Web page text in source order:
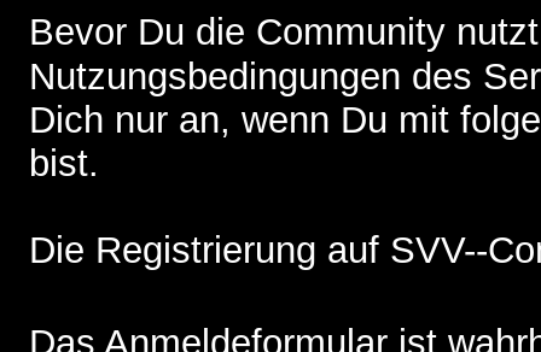
Bevor Du die Community
Nutzungsbedingungen des
Dich nur an, wenn Du mit
bist.
Die Registrierung auf SVV--
Das Anmeldeformular ist